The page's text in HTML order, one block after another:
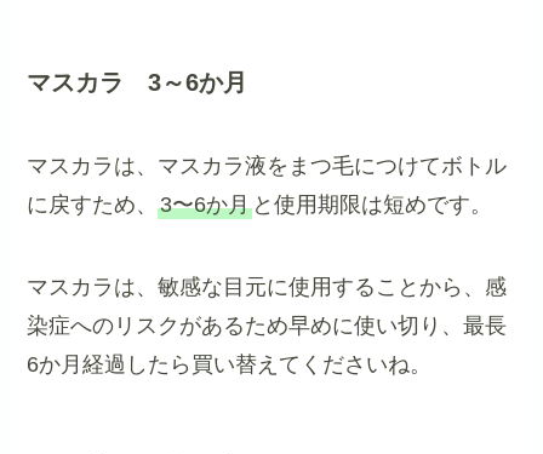
マスカラ 3～6か月
マスカラは、マスカラ液をまつ毛につけてボトル
に戻すため、3〜6か月 と使用期限は短めです。
マスカラは、敏感な目元に使用することから、感
染症へのリスクがあるため早めに使い切り、最長
6か月経過したら買い替えてくださいね。